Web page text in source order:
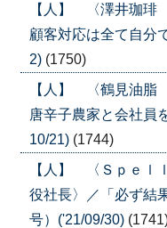
【人】 〈澤井珈琲
顧客対応は全て自分
2) (1750)
【人】 〈鶴見油
唐辛子農家と会社員
10/21) (1744)
【人】 〈Ｓｐｅｌ
役社長〉／「必ず結
号）('21/09/30)